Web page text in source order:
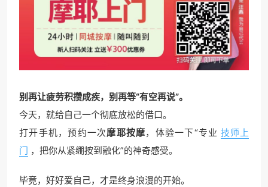
别再让疲劳积攒成疾，别再等“有空再说”。
今天，就给自己一个彻底放松的借口。
打开手机，预约一次摩耶按摩，体验一下“专业 技师上
门 ，把你从紧绷按到融化”的神奇感受。
毕竟，好好爱自己，才是终身浪漫的开始。